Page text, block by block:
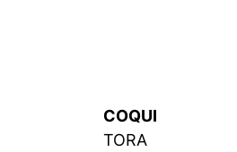
COQUI
TORA